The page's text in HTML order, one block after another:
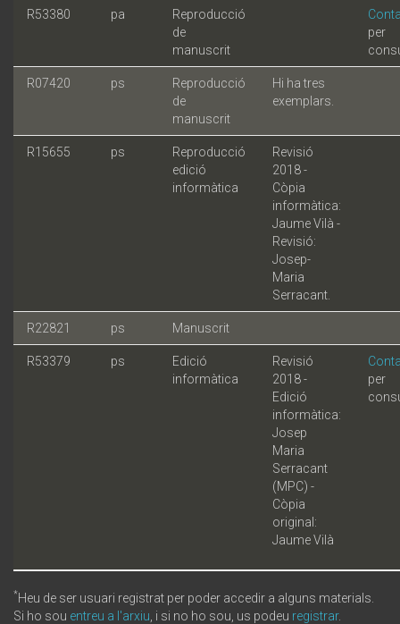
R53380 pa
Reproducció
de
manuscrit
per
R07420 ps
Reproducció
de
manuscrit
Hi ha tres
exemplars.
R15655 ps
Reproducció
edició
informàtica
Revisió
2018 -
Còpia
informàtica:
Jaume Vilà -
Revisió:
Josep-
Maria
Serracant.
R22821 ps Manuscrit
R53379 ps
Edició
informàtica
Revisió
2018 -
Edició
informàtica:
Josep
Maria
Serracant
(MPC) -
Còpia
original:
Jaume Vilà
per
*Heu de ser usuari registrat per poder accedir a alguns materials.
Si ho sou entreu a l'arxiu , i si no ho sou, us podeu registrar.